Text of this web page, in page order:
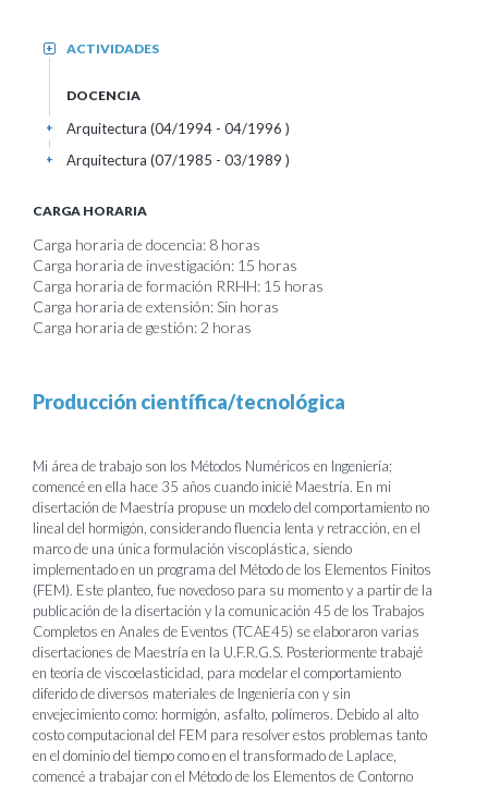
ACTIVIDADES
+
DOCENCIA
Arquitectura (04/1994 - 04/1996 )
+
Arquitectura (07/1985 - 03/1989 )
+
CARGA HORARIA
Carga horaria de docencia: 8 horas
Carga horaria de investigación: 15 horas
Carga horaria de formación RRHH: 15 horas
Carga horaria de extensión: Sin horas
Carga horaria de gestión: 2 horas
Producción científica/tecnológica
Mi área de trabajo son los Métodos Numéricos en Ingeniería;
comencé en ella hace 35 años cuando inicié Maestría. En mi
disertación de Maestría propuse un modelo del comportamiento no
lineal del hormigón, considerando fluencia lenta y retracción, en el
marco de una única formulación viscoplástica, siendo
implementado en un programa del Método de los Elementos Finitos
(FEM). Este planteo, fue novedoso para su momento y a partir de la
publicación de la disertación y la comunicación 45 de los Trabajos
Completos en Anales de Eventos (TCAE45) se elaboraron varias
disertaciones de Maestría en la U.F.R.G.S. Posteriormente trabajé
en teoría de viscoelasticidad, para modelar el comportamiento
diferido de diversos materiales de Ingeniería con y sin
envejecimiento como: hormigón, asfalto, polímeros. Debido al alto
costo computacional del FEM para resolver estos problemas tanto
en el dominio del tiempo como en el transformado de Laplace,
comencé a trabajar con el Método de los Elementos de Contorno